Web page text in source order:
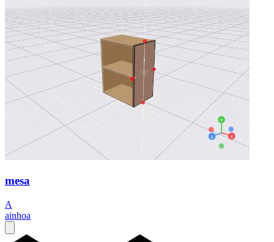
mesa
A
ainhoa